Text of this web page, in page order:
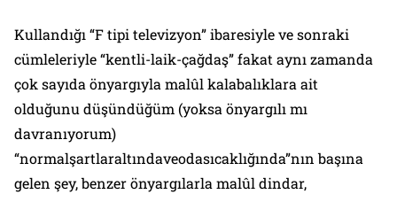
Kullandığı “F tipi televizyon” ibaresiyle ve sonraki
cümleleriyle “kentli-laik-çağdaş” fakat aynı zamanda
çok sayıda önyargıyla malûl kalabalıklara ait
olduğunu düşündüğüm (yoksa önyargılı mı
davranıyorum)
“normalşartlaraltındaveodasıcaklığında”nın başına
gelen şey, benzer önyargılarla malûl dindar,